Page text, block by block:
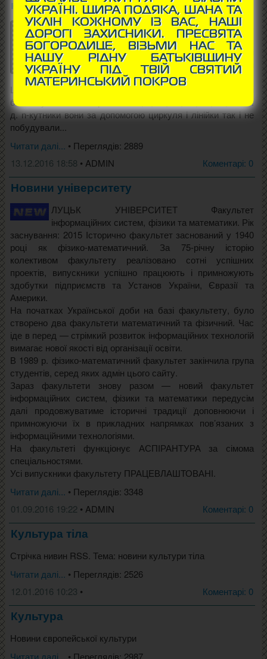
кутника циркулем і лінійкою
Старогрецькі геометри більше 3000 років
тому успішно вирішували багато завдань
на побудову за допомогою циркуля і
лінійки. Вони уміли будувати правильний
трикутник, квадрат, п'ятикутник і 15-кутник.
Шляхом подвоювання сторін отримували інші
багатокутники. Але правильні 7, 9, 11, 13, 18, 21, 22, 23 і т.
д. n-кутники вони за допомогою циркуля і лінійки так і не
побудували...
Читати далі... • Переглядів: 2889
13.12.2016 18:58 • ADMIN Коментарі: 0
Новини університету
ЛУЦЬК УНІВЕРСИТЕТ Факультет
інформаційних систем, фізики та математики. Рік
заснування: 2015 Історично факультет заснований у 1940
році як фізико-математичний. За 75-річну історію
колективом факультету реалізовано сотні успішних
проектів, випускники успішно працюють і примножують
здобутки підприємств та Установ України, Євразії та
Америки.
На початках Української доби на базі факультету, було
створено два факультети математичний та фізичний. Час
іде в перед — стрімкий розвиток інформаційних технологій
вимагає нової якості від організації освіти.
В 1989 р. фізико-математичний факультет закінчила група
студентів, серед яких адмін цього сайту.
Зараз факультети знову разом — новий факультет
інформаційних систем, фізики та математики передусім
далі продовжуватиме історичні традиції доповнюючи і
примножуючи їх в прикладних напрямках пов’язаних з
інформаційними технологіями.
На факультеті функціонує АСПІРАНТУРА за сімома
спеціальностями.
Усі випускники факультету ПРАЦЕВЛАШТОВАНІ.
Читати далі... • Переглядів: 3348
01.09.2016 19:22 • ADMIN Коментарі: 0
Культура тіла
Стрічка нивин RSS. Тема: новини культури тіла
Читати далі... • Переглядів: 2526
12.01.2016 10:23 • Коментарі: 0
Культура
Новини європейської культури
Читати далі... • Переглядів: 2987
УКРАЇНІ. ЩИРА ПОДЯКА, ШАНА ТА
УКЛІН КОЖНОМУ ІЗ ВАС, НАШІ
ДОРОГІ ЗАХИСНИКИ. ПРЕСВЯТА
БОГОРОДИЦЕ, ВІЗЬМИ НАС ТА
НАШУ РІДНУ БАТЬКІВЩИНУ
УКРАЇНУ ПІД ТВІЙ СВЯТИЙ
МАТЕРИНСЬКИЙ ПОКРОВ